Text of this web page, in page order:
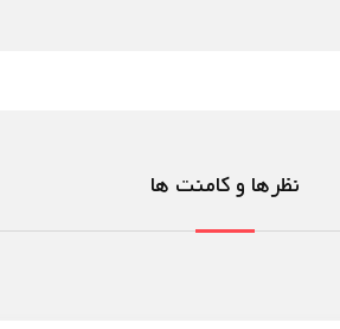
نظرها و کامنت ها